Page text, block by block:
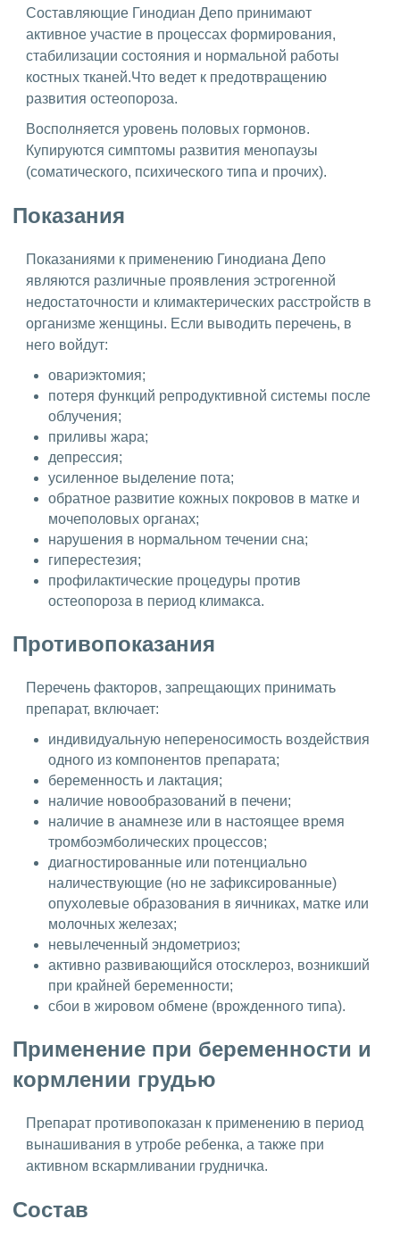
Составляющие Гинодиан Депо принимают
активное участие в процессах формирования,
стабилизации состояния и нормальной работы
костных тканей.Что ведет к предотвращению
развития остеопороза.
Восполняется уровень половых гормонов.
Купируются симптомы развития менопаузы
(соматического, психического типа и прочих).
Показания
Показаниями к применению Гинодиана Депо
являются различные проявления эстрогенной
недостаточности и климактерических расстройств в
организме женщины. Если выводить перечень, в
него войдут:
овариэктомия;
потеря функций репродуктивной системы после
облучения;
приливы жара;
депрессия;
усиленное выделение пота;
обратное развитие кожных покровов в матке и
мочеполовых органах;
нарушения в нормальном течении сна;
гиперестезия;
профилактические процедуры против
остеопороза в период климакса.
Противопоказания
Перечень факторов, запрещающих принимать
препарат, включает:
индивидуальную непереносимость воздействия
одного из компонентов препарата;
беременность и лактация;
наличие новообразований в печени;
наличие в анамнезе или в настоящее время
тромбоэмболических процессов;
диагностированные или потенциально
наличествующие (но не зафиксированные)
опухолевые образования в яичниках, матке или
молочных железах;
невылеченный эндометриоз;
активно развивающийся отосклероз, возникший
при крайней беременности;
сбои в жировом обмене (врожденного типа).
Применение при беременности и
кормлении грудью
Препарат противопоказан к применению в период
вынашивания в утробе ребенка, а также при
активном вскармливании грудничка.
Состав